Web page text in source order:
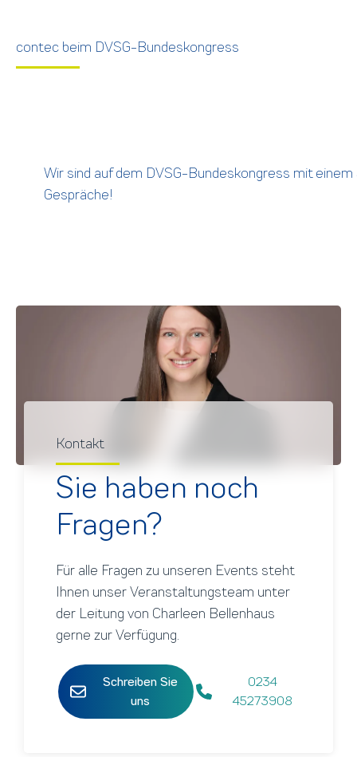
contec beim DVSG-Bundeskongress
Wir sind auf dem DVSG-Bundeskongress mit
Gespräche!
Kontakt
Sie haben noch
Fragen?
Für alle Fragen zu unseren Events steht
Ihnen unser Veranstaltungsteam unter
der Leitung von Charleen Bellenhaus
gerne zur Verfügung.
Schreiben Sie
uns
0234
45273908